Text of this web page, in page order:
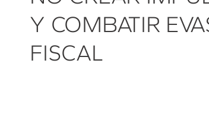
Y COMBATIR
FISCAL